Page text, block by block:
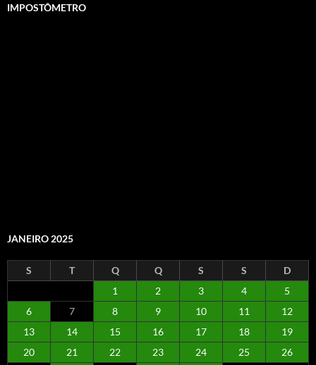
IMPOSTÔMETRO
JANEIRO 2025
S T Q Q S S
D
1
2 3 4
5
6
7 8 9 10 11
12
13
14 15 16 17 18
19
20
21 22 23 24 25
26